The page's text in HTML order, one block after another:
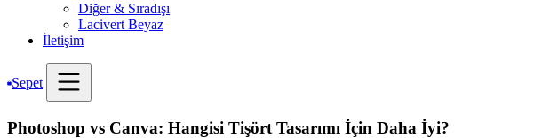
Diğer & Sıradışı
Lacivert Beyaz
İletişim
Sepet
Photoshop vs Canva: Hangisi Tişört Tasarımı İçin Daha İyi?